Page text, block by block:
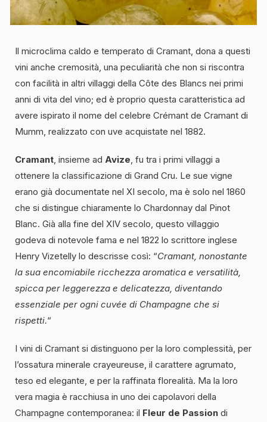
Il microclima caldo e temperato di Cramant, dona a questi
vini anche cremosità, una peculiarità che non si riscontra
con facilità in altri villaggi della Côte des Blancs nei primi
anni di vita del vino; ed è proprio questa caratteristica ad
avere ispirato il nome del celebre Crémant de Cramant di
Mumm, realizzato con uve acquistate nel 1882.
Cramant , insieme ad Avize , fu tra i primi villaggi a
ottenere la classificazione di Grand Cru. Le sue vigne
erano già documentate nel XI secolo, ma è solo nel 1860
che si distingue chiaramente lo Chardonnay dal Pinot
Blanc. Già alla fine del XIV secolo, questo villaggio
godeva di notevole fama e nel 1822 lo scrittore inglese
Henry Vizetelly lo descrisse così: “Cramant, nonostante
la sua encomiabile ricchezza aromatica e versatilità,
spicca per leggerezza e delicatezza, diventando
essenziale per ogni cuvée di Champagne che si
rispetti.“
I vini di Cramant si distinguono per la loro complessità, per
l’ossatura minerale crayeureuse, il carattere agrumato,
teso ed elegante, e per la raffinata florealità. Ma la loro
vera magia è racchiusa in uno dei capolavori della
Champagne contemporanea: il Fleur de Passion di